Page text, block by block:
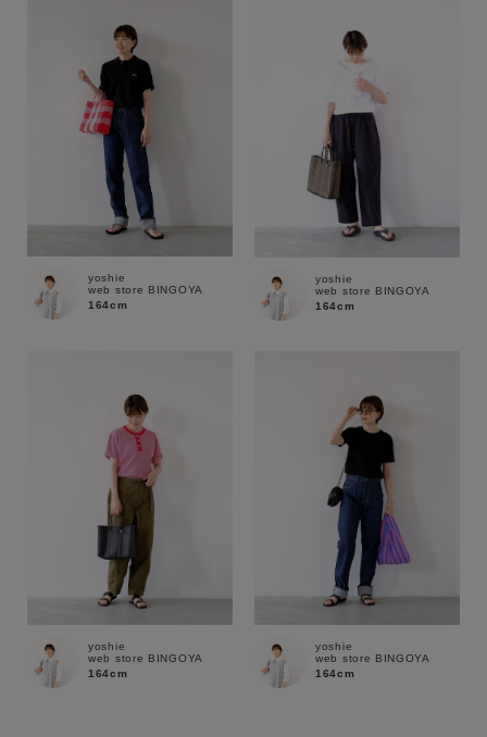
yoshie
web store BINGOYA
164cm
yoshie
web store BINGOYA
164cm
yoshie
web store BINGOYA
164cm
yoshie
web store BINGOYA
164cm